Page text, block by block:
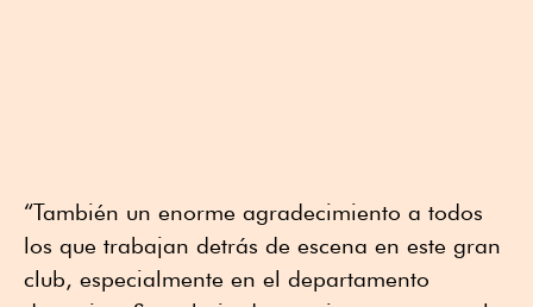
“También un enorme agradecimiento a todos
los que trabajan detrás de escena en este gran
club, especialmente en el departamento